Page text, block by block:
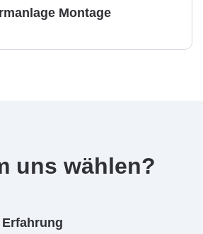
Montage
uns wählen?